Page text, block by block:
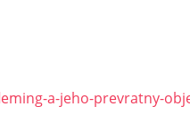
a-jeho-prevratny-